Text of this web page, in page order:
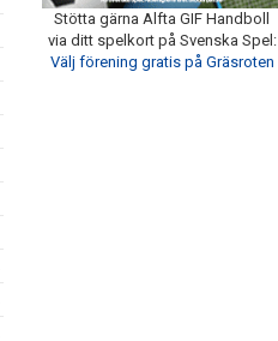
Stötta gärna Alfta GIF Handboll
via ditt spelkort på Svenska Spel:
Välj förening gratis på Gräsroten